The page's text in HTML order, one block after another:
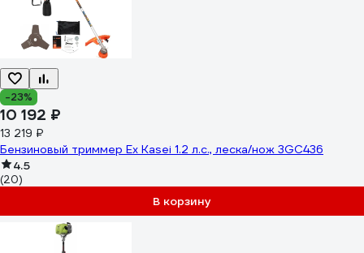
-23%
10 192 ₽
13 219 ₽
Бензиновый триммер Ex Kasei 1.2 л.с., леска/нож 3GC436
4.5
(20)
В корзину